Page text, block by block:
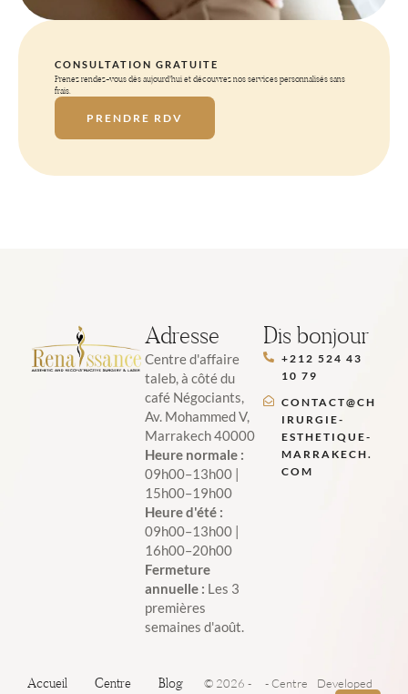
CONSULTATION GRATUITE
Prenez rendez-vous dès aujourd'hui et découvrez nos services personnalisés sans
frais.
PRENDRE RDV
Adresse
Centre d'affaire
taleb, à côté du
café Négociants,
Av. Mohammed V,
Marrakech 40000
Heure normale :
09h00–13h00 |
15h00–19h00
Heure d'été :
09h00–13h00 |
16h00–20h00
Fermeture
annuelle : Les 3
premières
semaines d'août.
Dis bonjour
+212 524 43
10 79
CONTACT@CH
IRURGIE-
ESTHETIQUE-
MARRAKECH.
COM
Accueil Centre
Blog
© 2026 - - Centre Developed